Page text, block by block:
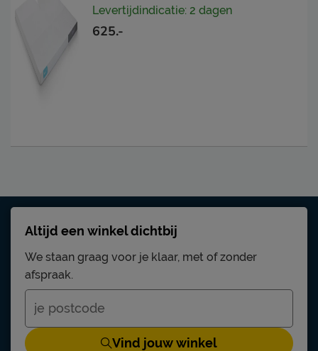
Levertijdindicatie: 2 dagen
625.-
Altijd een winkel dichtbij
We staan graag voor je klaar, met of zonder
afspraak.
Vind jouw winkel